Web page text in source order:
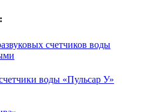
счетчиков воды
воды «Пульсар У»